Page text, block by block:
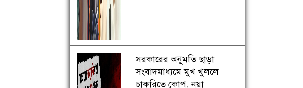
সরকারের অনুমতি ছাড়া
সংবাদমাধ্যমে মুখ খুললে
চাকরিতে কোপ, নয়া